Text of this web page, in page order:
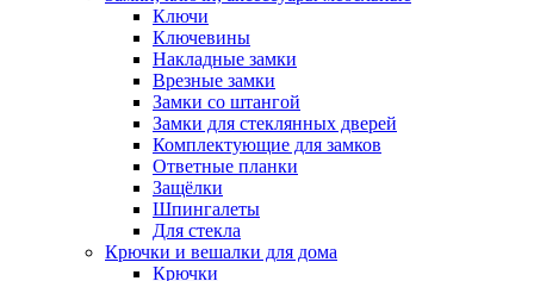
Ключи
Ключевины
Накладные замки
Врезные замки
Замки со штангой
Замки для стеклянных дверей
Комплектующие для замков
Ответные планки
Защёлки
Шпингалеты
Для стекла
Крючки и вешалки для дома
Крючки